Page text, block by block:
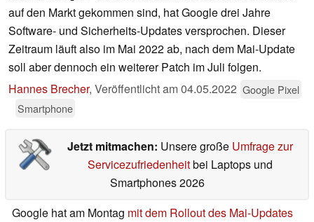
auf den Markt gekommen sind, hat Google drei Jahre
Software- und Sicherheits-Updates versprochen. Dieser
Zeitraum läuft also im Mai 2022 ab, nach dem Mai-Update
soll aber dennoch ein weiterer Patch im Juli folgen.
Hannes Brecher, Veröffentlicht am04.05.2022 Google Pixel
Smartphone
Jetzt mitmachen: Unsere große Umfrage zur
Servicezufriedenheitbei Laptops und
Smartphones 2026
Google hat am Montag mit dem Rollout des Mai-Updates